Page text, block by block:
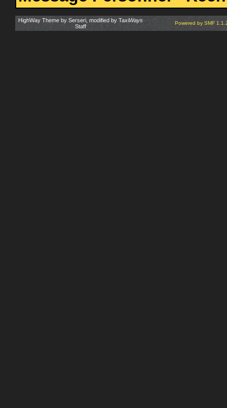
HighWay Theme by Serseri, modified by TaxiWays
Staff
Powered by SMF